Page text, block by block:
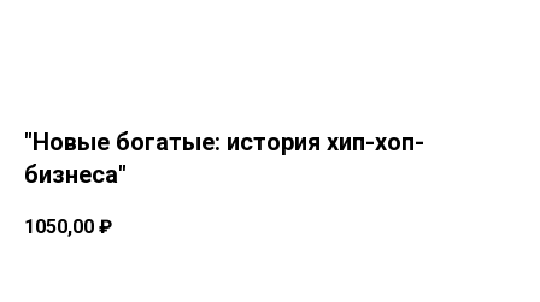
"Новые богатые: история хип-хоп-
бизнеса"
1050,00 ₽